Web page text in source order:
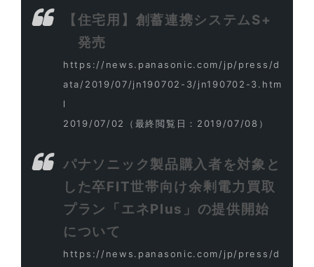
【住宅用】創蓄連携システムS+
発売
https://news.panasonic.com/jp/press/d
ata/2019/07/jn190702-3/jn190702-3.htm
l
2019/07/02
（最終閲覧日：2019/07/08）
パナソニック製品購入者を対象と
した卒FIT世帯向け余剰電力買取
プラン「エネPlus」の提供開始
について
https://news.panasonic.com/jp/press/d